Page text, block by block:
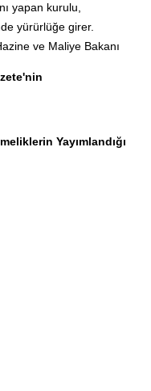
yapan kurulu,
yürürlüğe girer.
ve Maliye Bakanı
Yayımlandığı